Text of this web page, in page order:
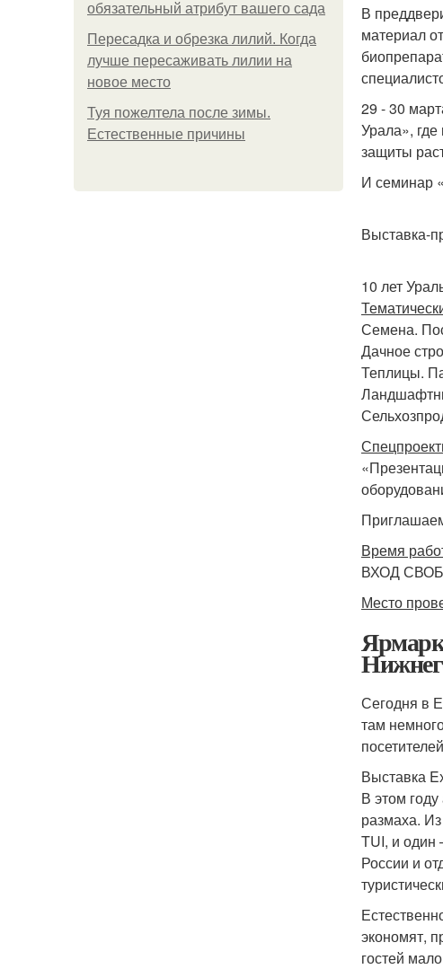
обязательный атрибут вашего сада
Пересадка и обрезка лилий. Когда
лучше пересаживать лилии на
новое место
Туя пожелтела после зимы.
Естественные причины
В
материал
29 - 30
Урала»,
защиты
И семинар
Выставка-
10 лет
Семена.
Дачное
Теплицы.
Время
ВХОД
Место
Сегодня в
там
Выставка
В этом
размаха.
TUI, и один
России и
экономят,
гостей